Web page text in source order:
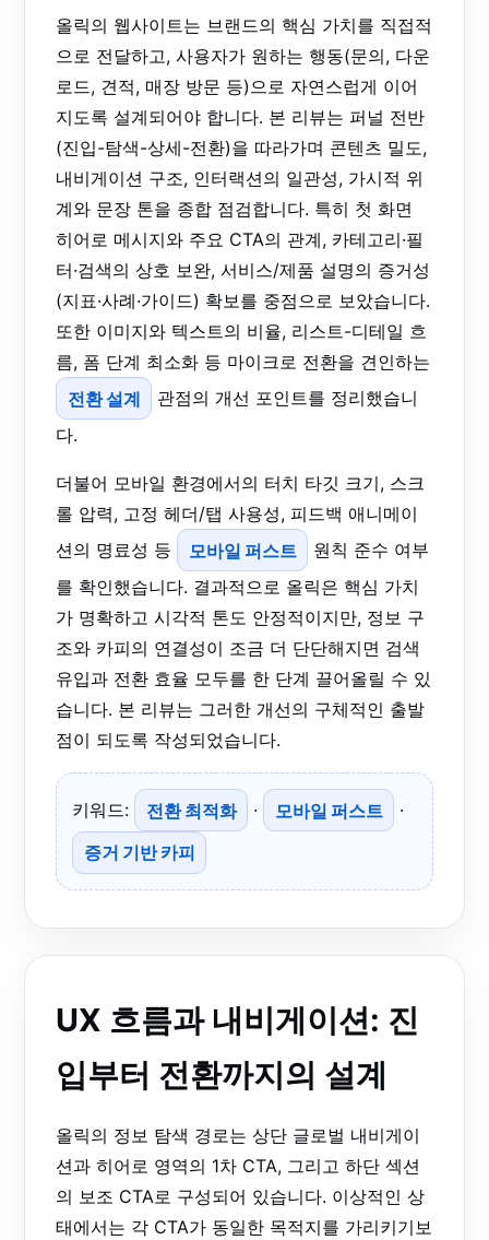
올릭의 웹사이트는 브랜드의 핵심 가치를 직접적
으로 전달하고, 사용자가 원하는 행동(문의, 다운
로드, 견적, 매장 방문 등)으로 자연스럽게 이어
지도록 설계되어야 합니다. 본 리뷰는 퍼널 전반
(진입-탐색-상세-전환)을 따라가며 콘텐츠 밀도,
내비게이션 구조, 인터랙션의 일관성, 가시적 위
계와 문장 톤을 종합 점검합니다. 특히 첫 화면
히어로 메시지와 주요 CTA의 관계, 카테고리·필
터·검색의 상호 보완, 서비스/제품 설명의 증거성
(지표·사례·가이드) 확보를 중점으로 보았습니다.
또한 이미지와 텍스트의 비율, 리스트-디테일 흐
름, 폼 단계 최소화 등 마이크로 전환을 견인하는
전환 설계
관점의 개선 포인트를 정리했습니
다.
더불어 모바일 환경에서의 터치 타깃 크기, 스크
롤 압력, 고정 헤더/탭 사용성, 피드백 애니메이
션의 명료성 등
모바일 퍼스트
원칙 준수 여부
를 확인했습니다. 결과적으로 올릭은 핵심 가치
가 명확하고 시각적 톤도 안정적이지만, 정보 구
조와 카피의 연결성이 조금 더 단단해지면 검색
유입과 전환 효율 모두를 한 단계 끌어올릴 수 있
습니다. 본 리뷰는 그러한 개선의 구체적인 출발
점이 되도록 작성되었습니다.
키워드: 전환 최적화 · 모바일 퍼스트
·
증거 기반 카피
UX 흐름과 내비게이션: 진
입부터 전환까지의 설계
올릭의 정보 탐색 경로는 상단 글로벌 내비게이
션과 히어로 영역의 1차 CTA, 그리고 하단 섹션
의 보조 CTA로 구성되어 있습니다. 이상적인 상
태에서는 각 CTA가 동일한 목적지를 가리키기보